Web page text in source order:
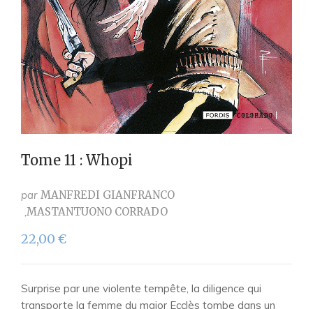
Tome 11 : Whopi
par MANFREDI GIANFRANCO
MASTANTUONO CORRADO
22,00 €
Surprise par une violente tempête, la diligence qui
transporte la femme du major Ecclès tombe dans un